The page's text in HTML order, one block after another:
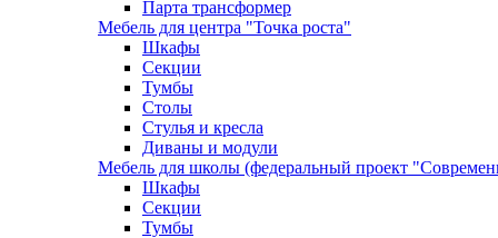
Парта трансформер
Мебель для центра "Точка роста"
Шкафы
Секции
Тумбы
Столы
Стулья и кресла
Диваны и модули
Мебель для школы (федеральный проект
Шкафы
Секции
Тумбы